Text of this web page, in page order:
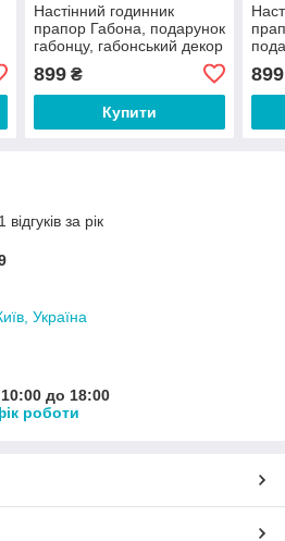
Настінний годинник
прапор Габона, подарунок
габонцу, габонський декор
899₴
Купити
899
за рік
Україна
до 18:00
роботи